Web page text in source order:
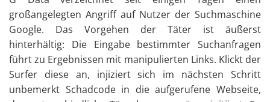
großangelegten Angriff auf Nutzer der Suchmaschine
Google. Das Vorgehen der Täter ist äußerst
hinterhältig: Die Eingabe bestimmter Suchanfragen
führt zu Ergebnissen mit manipulierten Links. Klickt der
Surfer diese an, injiziert sich im nächsten Schritt
unbemerkt Schadcode in die aufgerufene Webseite,